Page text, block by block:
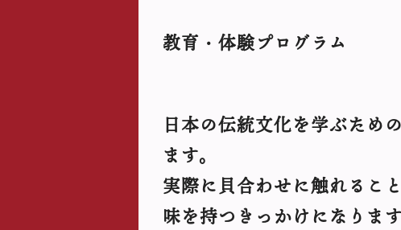
教育・体験プログラム
日本の伝統文化を学ぶため
ます。
実際に貝合わせに触れるこ
味を持つきっかけになります